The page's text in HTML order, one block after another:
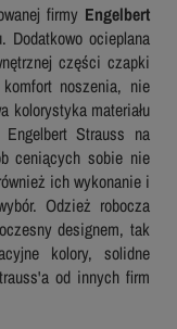
firmy Engelbert
Dodatkowo ocieplana
części czapki
noszenia, nie
kolorystyka materiału
Strauss na
ceniących sobie nie
ich wykonanie i
Odzież robocza
designem, tak
kolory, solidne
od innych firm